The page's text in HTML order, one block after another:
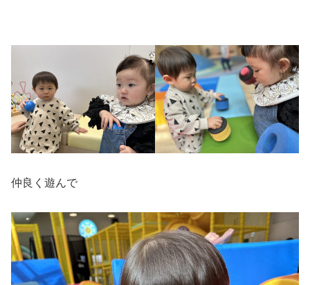
仲良く遊んで